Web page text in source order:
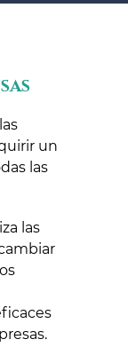
un
las
las